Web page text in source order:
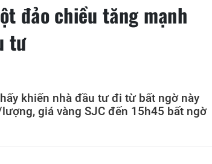
đảo chiều tăng mạnh
tư
khiến nhà đầu tư đi từ bất ngờ này
giá vàng SJC đến 15h45 bất ngờ